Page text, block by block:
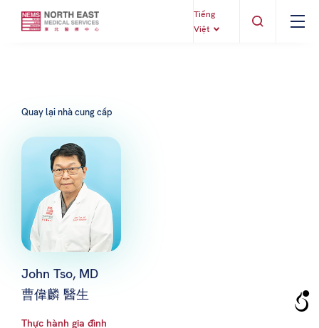
Tiếng
Việt
Quay lại nhà cung cấp
John Tso, MD
曹偉麟 醫生
Thực hành gia đình